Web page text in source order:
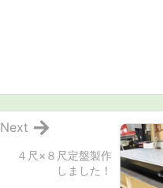
４尺×８尺定盤製作
しました！
Next